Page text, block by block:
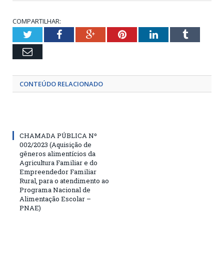
COMPARTILHAR:
TwitterFacebookGoogle+PinterestLinkedInTumblr
Email
CONTEÚDO RELACIONADO
CHAMADA PÚBLICA Nº
002/2023 (Aquisição de
gêneros alimentícios da
Agricultura Familiar e do
Empreendedor Familiar
Rural, para o atendimento ao
Programa Nacional de
Alimentação Escolar –
PNAE)